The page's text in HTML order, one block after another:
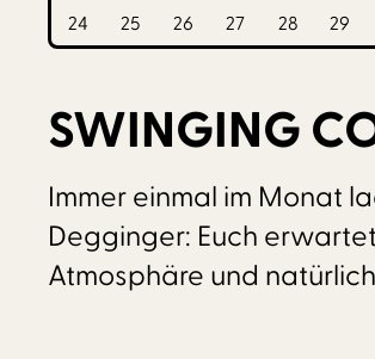
24
25 26 27 28 29
SWINGING
Immer einmal im Monat
Degginger: Euch
Atmosphäre und